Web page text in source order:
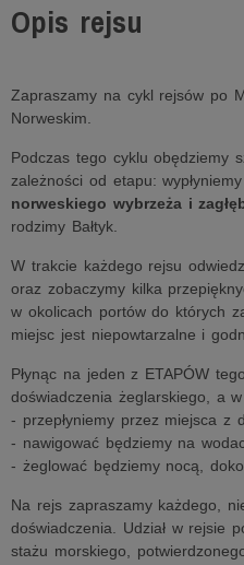
Opis rejsu
Zapraszamy na cykl rejsów po
Norweskim.
Podczas tego cyklu obędziemy
zależności od etapu: wypłyniemy
norweskiego wybrzeża i
rodzimy Bałtyk.
W trakcie każdego rejsu
oraz zobaczymy kilka
w okolicach portów do których
miejsc jest niepowtarzalne i
Płynąc na jeden z ETAPÓW
doświadczenia żeglarskiego, a
- przepłyniemy przez miejsca z
- nawigować będziemy na
- żeglować będziemy nocą,
Na rejs zapraszamy każdego,
doświadczenia. Udział w rejsie
stażu morskiego,